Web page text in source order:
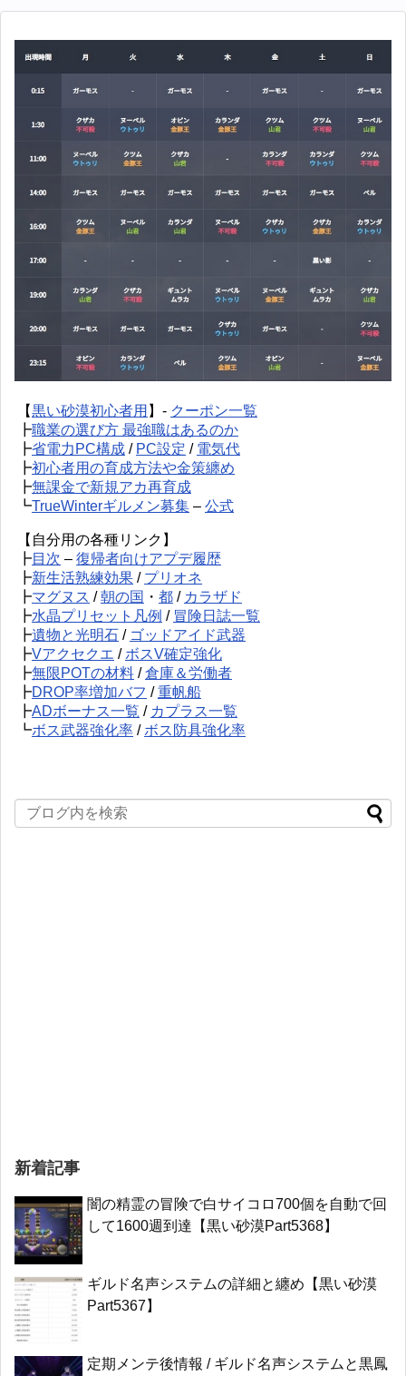
【黒い砂漠初心者用 】- クーポン一覧
┣職業の選び方 最強職はあるのか
┣省電力PC構成 / PC設定 / 電気代
┣初心者用の育成方法や金策纏め
┣無課金で新規アカ再育成
┗TrueWinterギルメン募集 – 公式
【自分用の各種リンク】
┣目次 – 復帰者向けアプデ履歴
┣新生活熟練効果 / プリオネ
┣マグヌス /朝の国 ・ 都 / カラザド
┣水晶プリセット凡例 / 冒険日誌一覧
┣遺物と光明石 / ゴッドアイド武器
┣Vアクセクエ / ボスV確定強化
┣無限POTの材料 /倉庫＆労働者
┣DROP率増加バフ /重帆船
┣ADボーナス一覧 / カプラス一覧
┗ボス武器強化率 / ボス防具強化率
新着記事
闇の精霊の冒険で白サイコロ700個を自動で回
して1600週到達【黒い砂漠Part5368】
ギルド名声システムの詳細と纏め【黒い砂漠
Part5367】
定期メンテ後情報 / ギルド名声システムと黒鳳